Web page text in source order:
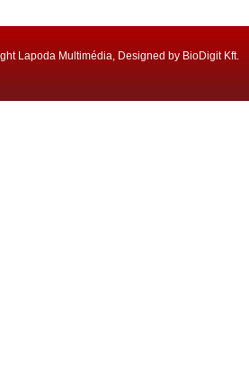
Lapoda Multimédia, Designed by BioDigit Kft.